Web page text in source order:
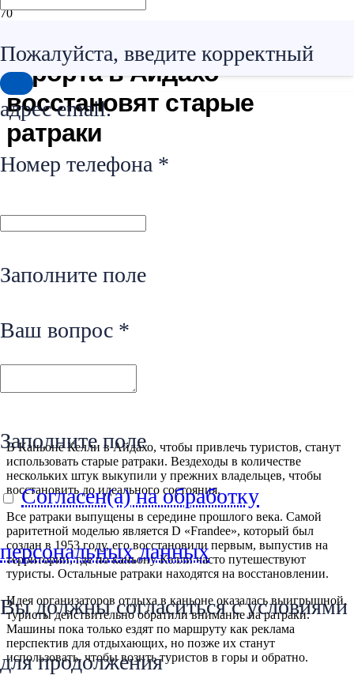
Пожалуйста, введите корректный
адрес email.
Номер телефона *
Заполните поле
Ваш вопрос *
Заполните поле
Согласен(а) на обработку
персональных данных
Вы должны согласиться с условиями
для продолжения
Для нужд горнолыжного
курорта в Айдахо
восстановят старые
ратраки
В Каньоне Келли в Айдахо, чтобы привлечь туристов, станут
использовать старые ратраки. Вездеходы в количестве
нескольких штук выкупили у прежних владельцев, чтобы
восстановить до идеального состояния.
Все ратраки выпущены в середине прошлого века. Самой
раритетной моделью является D «Frandee», который был
создан в 1953 году, его восстановили первым, выпустив на
территории, где по каньону Келли часто путешествуют
туристы. Остальные ратраки находятся на восстановлении.
Идея организаторов отдыха в каньоне оказалась выигрышной,
туристы действительно обратили внимание на ратраки.
Машины пока только ездят по маршруту как реклама
перспектив для отдыхающих, но позже их станут
использовать, чтобы возить туристов в горы и обратно.